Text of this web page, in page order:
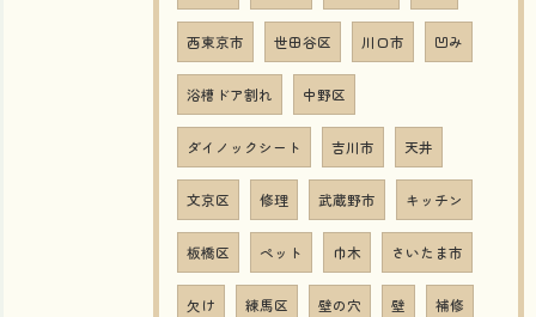
西東京市 世田谷区 川口市 凹み
浴槽ドア割れ 中野区
ダイノックシート 吉川市 天井
文京区 修理 武蔵野市 キッチン
板橋区 ペット 巾木 さいたま市
欠け 練馬区 壁の穴 壁 補修